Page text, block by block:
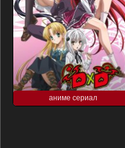
аниме сериал